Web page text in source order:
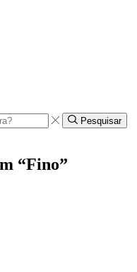
Pesquisar
“Fino”